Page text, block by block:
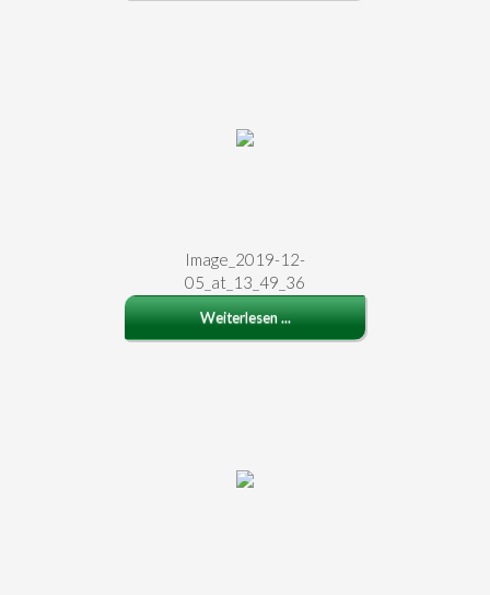
Image_2019-12-
05_at_13_49_36
Weiterlesen ...